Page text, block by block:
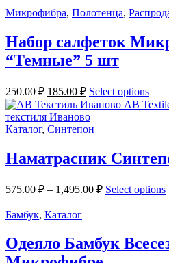
Микрофибра, Полотенца,
Набор салфеток
“Темные” 5 шт
250.00₽ 185.00 ₽ Select options
Каталог, Синтепон
Наматрасник
575.00 ₽ – 1,495.00 ₽ Select options
Бамбук, Каталог
Одеяло Бамбук